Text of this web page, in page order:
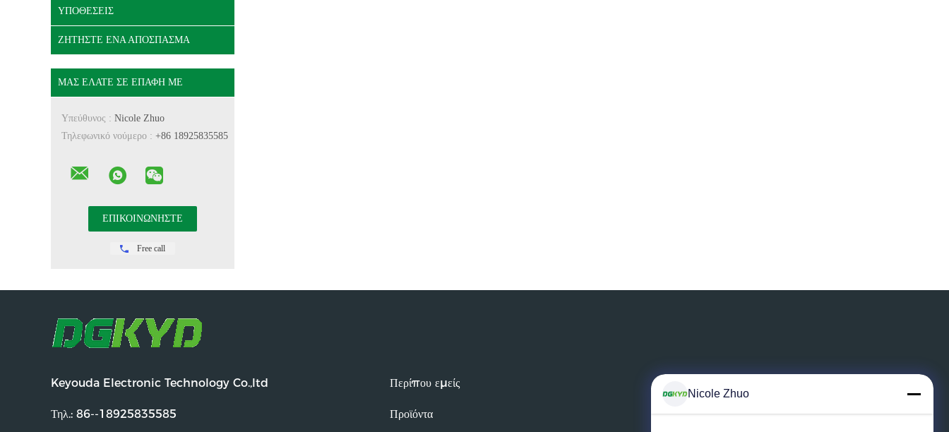
ΥΠΟΘΈΣΕΙΣ
ΖΗΤΉΣΤΕ ΈΝΑ ΑΠΌΣΠΑΣΜΑ
ΜΑΣ ΕΛΆΤΕ ΣΕ ΕΠΑΦΉ ΜΕ
Υπεύθυνος : Nicole Zhuo
Τηλεφωνικό νούμερο : +86 18925835585
Free call
Keyouda Electronic Technology Co.,ltd
Τηλ.: 86--18925835585
Περίπου εμείς
Προϊόντα
Αφήστε ένα μήνυμα
Nicole Zhuo